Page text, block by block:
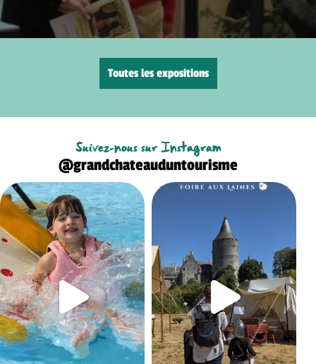
Toutes les expositions
Suivez-nous sur Instagram
@grandchateauduntourisme